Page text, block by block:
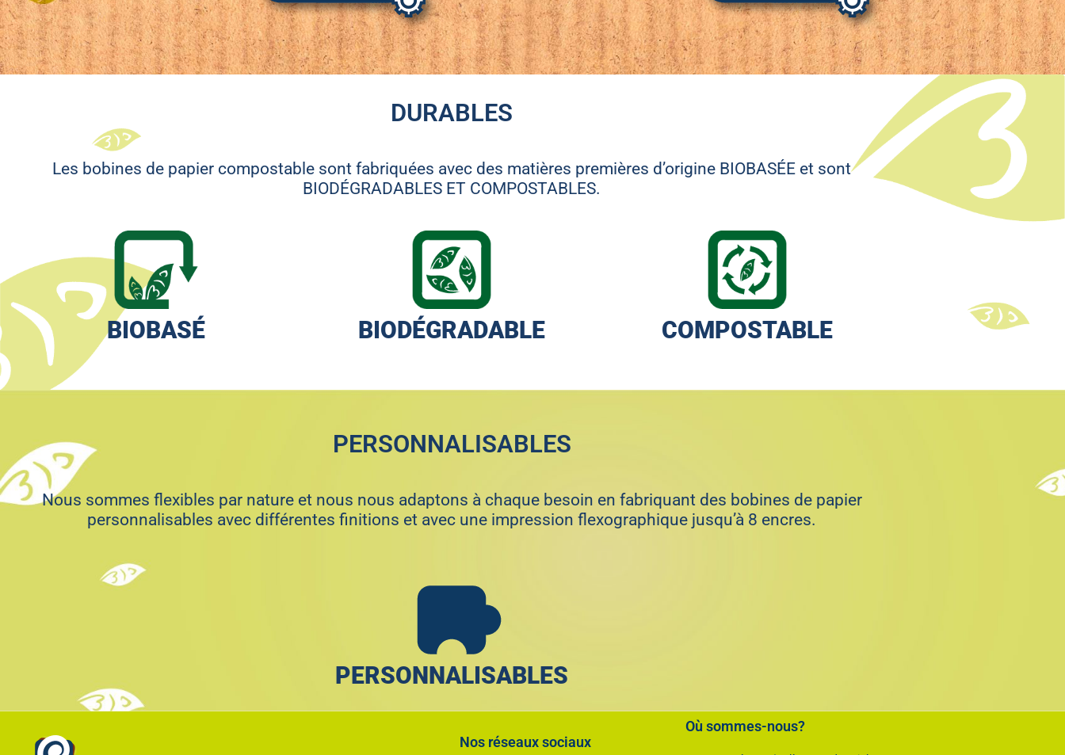
DURABLES
Les bobines de papier compostable sont fabriquées avec des matières premières d’origine BIOBASÉE et sont
BIODÉGRADABLES ET COMPOSTABLES.
BIOBASÉ BIODÉGRADABLE COMPOSTABLE
PERSONNALISABLES
Nous sommes flexibles par nature et nous nous adaptons à chaque besoin en fabriquant des bobines de papier
personnalisables avec différentes finitions et avec une impression flexographique jusqu’à 8 encres.
PERSONNALISABLES
Nos réseaux sociaux​
Où sommes-nous?